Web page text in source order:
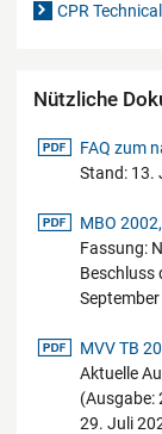
CPR
Nützliche
pdf-Datei
FAQ zum
Stand: 13.
pdf-Datei
MBO
Fassung:
Beschluss
pdf-Datei
MVV TB
Aktuelle
(Ausgabe:
29. Juli